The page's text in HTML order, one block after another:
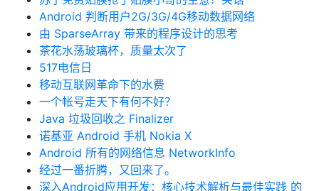
Android 判断用户2G/3G/4G移动数据网络
由 SparseArray 带来的程序设计的思考
茶花水荡玻璃杯，质量太次了
517电信日
移动互联网革命下的水费
一个帐号走天下有何不好？
Java 垃圾回收之 Finalizer
诺基亚 Android 手机 Nokia X
Android 所有的网络信息 NetworkInfo
经过一番折腾，又回来了。
深入Android应用开发：核心技术解析与最佳实践 的